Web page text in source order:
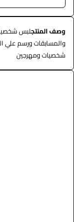
وصف المنتجلبس شخصية
شخصيات ومهرجين